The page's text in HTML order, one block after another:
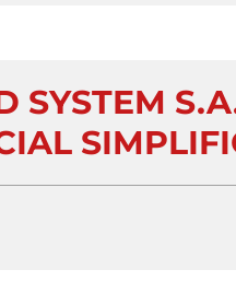
SYSTEM